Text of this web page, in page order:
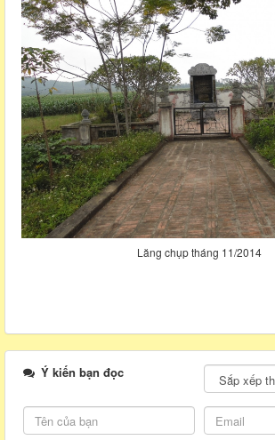
Lăng chụp tháng 11/2014
Ý kiến bạn đọc